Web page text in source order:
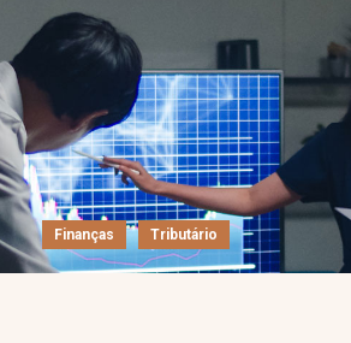
Finanças Tributário